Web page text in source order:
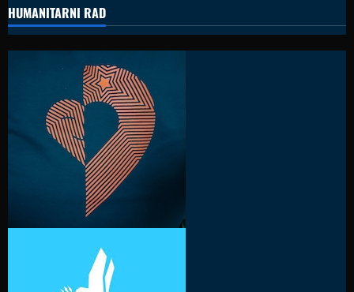
HUMANITARNI RAD